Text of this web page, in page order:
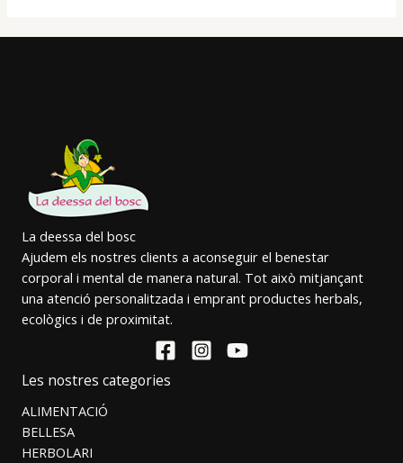
La deessa del bosc
Ajudem els nostres clients a aconseguir el benestar
corporal i mental de manera natural. Tot això mitjançant
una atenció personalitzada i emprant productes herbals,
ecològics i de proximitat.
Les nostres categories
ALIMENTACIÓ
BELLESA
HERBOLARI